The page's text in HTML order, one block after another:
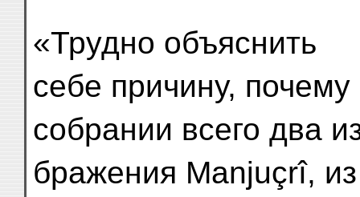
«Трудно объяснить
себе причину, почему
собрании всего два
бражения Manjuçrî, из